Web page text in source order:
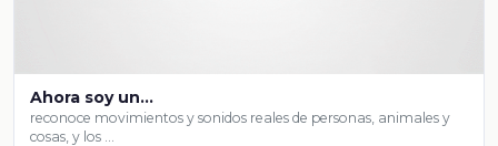
Ahora soy un…
reconoce movimientos y sonidos reales de personas, animales y
cosas, y los …